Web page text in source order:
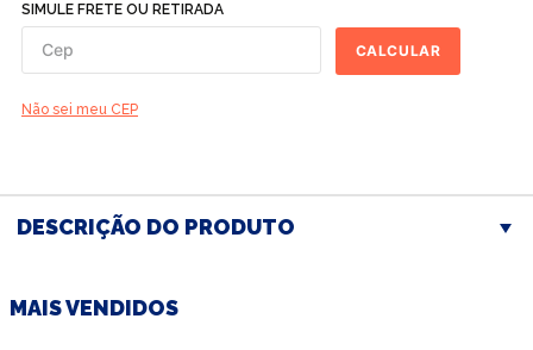
SIMULE FRETE OU RETIRADA
CALCULAR
Não sei meu CEP
DESCRIÇÃO DO PRODUTO
MAIS VENDIDOS